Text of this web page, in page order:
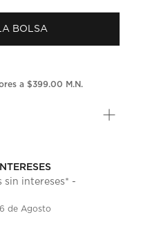
puntuación.
en
la
BOLSA
a $399.00 M.N.
sin intereses* -
de Agosto